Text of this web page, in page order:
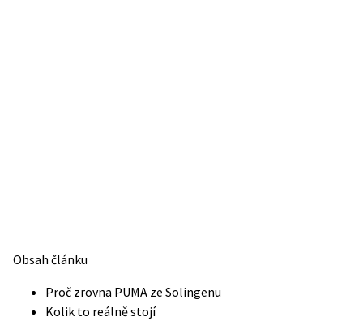
Obsah článku
Proč zrovna PUMA ze Solingenu
Kolik to reálně stojí